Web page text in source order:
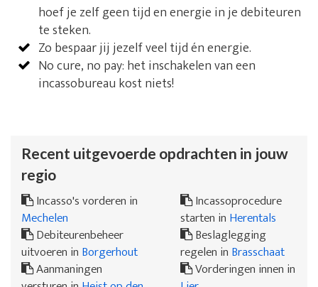
hoef je zelf geen tijd en energie in je debiteuren
te steken.
Zo bespaar jij jezelf veel tijd én energie.
No cure, no pay: het inschakelen van een
incassobureau kost niets!
Recent uitgevoerde opdrachten in jouw
regio
Incasso's vorderen in
Mechelen
Debiteurenbeheer
uitvoeren in Borgerhout
Aanmaningen
Incassoprocedure
starten in Herentals
Beslaglegging
regelen in Brasschaat
Vorderingen innen in